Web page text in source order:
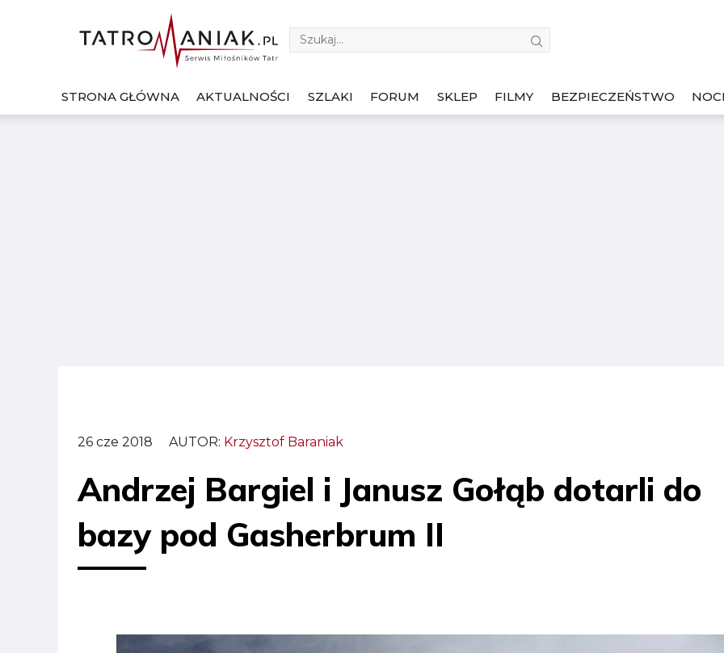
STRONA GŁÓWNA AKTUALNOŚCI SZLAKI FORUM SKLEP FILMY BEZPIECZEŃSTWO
26 cze 2018 AUTOR: Krzysztof Baraniak
Andrzej Bargiel i Janusz Gołąb dotarli do
bazy pod Gasherbrum II